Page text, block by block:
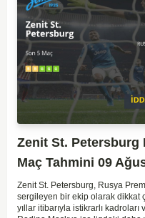
Zenit St. Petersburg
Maç Tahmini 09
Zenit St. Petersburg, Rusya
sergileyen bir ekip olarak dikkat
yıllar itibarıyla istikrarlı kadroları